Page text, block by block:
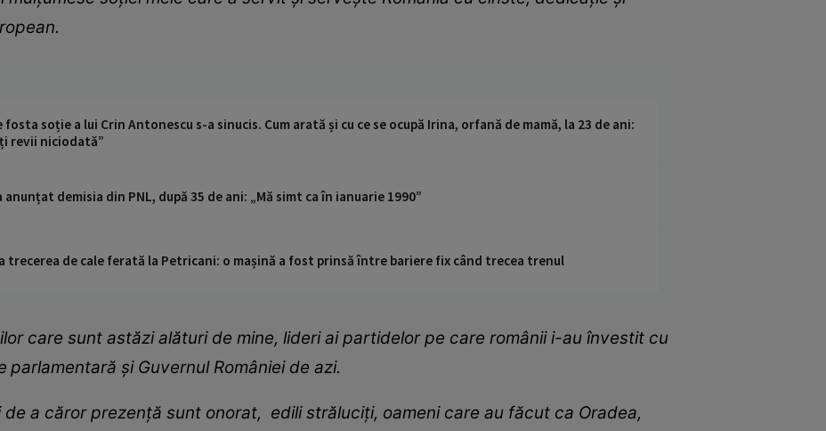
soție a lui Crin Antonescu s-a sinucis. Cum arată și cu ce se ocupă Irina, orfană de mamă, la 23 de ani:
revii niciodată”
demisia din PNL, după 35 de ani: „Mă simt ca în ianuarie 1990”
trecerea de cale ferată la Petricani: o mașină a fost prinsă între bariere fix când trecea trenul
care sunt astăzi alături de mine, lideri ai partidelor pe care românii i-au învestit cu
parlamentară şi Guvernul României de azi.
de a căror prezenţă sunt onorat, edili străluciţi, oameni care au făcut ca Oradea,